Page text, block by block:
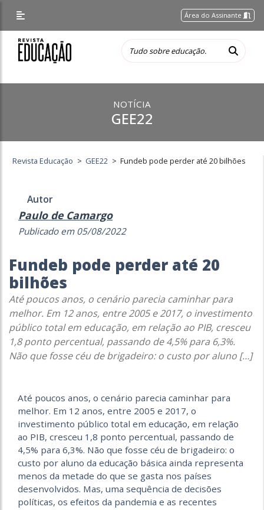
Área do Assinante
NOTÍCIA
GEE22
Revista Educação > GEE22 > Fundeb pode perder até 20 bilhões
Autor
Paulo de Camargo
Publicado em 05/08/2022
Fundeb pode perder até 20
bilhões
Até poucos anos, o cenário parecia caminhar para
melhor. Em 12 anos, entre 2005 e 2017, o investimento
público total em educação, em relação ao PIB, cresceu
1,8 ponto percentual, passando de 4,5% para 6,3%.
Não que fosse céu de brigadeiro: o custo por aluno […]
Até poucos anos, o cenário parecia caminhar para
melhor. Em 12 anos, entre 2005 e 2017, o
investimento público total em educação, em relação
ao PIB, cresceu 1,8 ponto percentual, passando de
4,5% para 6,3%. Não que fosse céu de brigadeiro: o
custo por aluno da educação básica ainda representa
menos da metade do que se gasta nos países
desenvolvidos. Mas, uma sequência de decisões
políticas, os efeitos da pandemia e as recentes